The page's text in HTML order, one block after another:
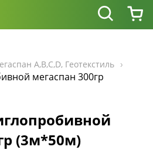
А,В,С,D, Геотекстиль
мегаспан 300гр
(3м*50м)